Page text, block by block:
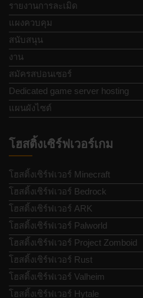
รายงานการละเมิด
แผงควบคุม
สนับสนุน
งาน
สมัครสปอนเซอร์
Dedicated game server hosting
แผนผังไซต์
โฮสติ้งเซิร์ฟเวอร์เกม
โฮสติ้งเซิร์ฟเวอร์ Minecraft
โฮสติ้งเซิร์ฟเวอร์ Bedrock
โฮสติ้งเซิร์ฟเวอร์ ARK
โฮสติ้งเซิร์ฟเวอร์ Palworld
โฮสติ้งเซิร์ฟเวอร์ Project Zomboid
โฮสติ้งเซิร์ฟเวอร์ Rust
โฮสติ้งเซิร์ฟเวอร์ Valheim
โฮสติ้งเซิร์ฟเวอร์ Hytale